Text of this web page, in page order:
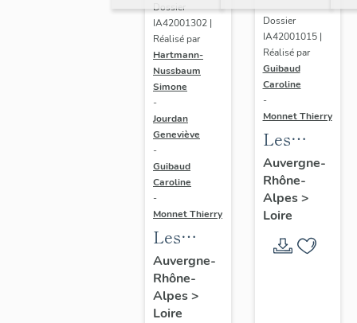
Dossier
IA42001302 |
Réalisé par
Hartmann-
Nussbaum
Simone
-
Jourdan
Geneviève
-
Guibaud
Caroline
-
Monnet Thierry
Les
croix
monumentales
du
Auvergne-
Rhône-
Alpes>
Loire
Dossier
IA42001015 |
Réalisé par
Guibaud
Caroline
-
Monnet Thierry
Les
monuments
aux
morts du
de Boën
Auvergne-
Rhône-
Alpes>
Loire